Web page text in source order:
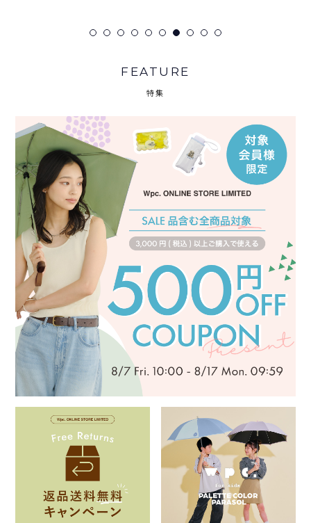
FEATURE
特集